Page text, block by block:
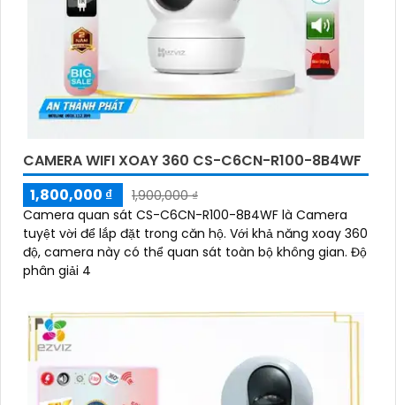
CAMERA WIFI XOAY 360 CS-C6CN-R100-8B4WF
1,800,000 ₫
1,900,000 ₫
Camera quan sát CS-C6CN-R100-8B4WF là Camera
tuyệt vời để lắp đặt trong căn hộ. Với khả năng xoay 360
độ, camera này có thể quan sát toàn bộ không gian. Độ
phân giải 4